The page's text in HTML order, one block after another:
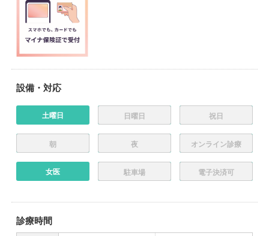
設備・対応
土曜日 日曜日 祝日
朝 夜 オンライン診療
女医 駐車場 電子決済可
診療時間